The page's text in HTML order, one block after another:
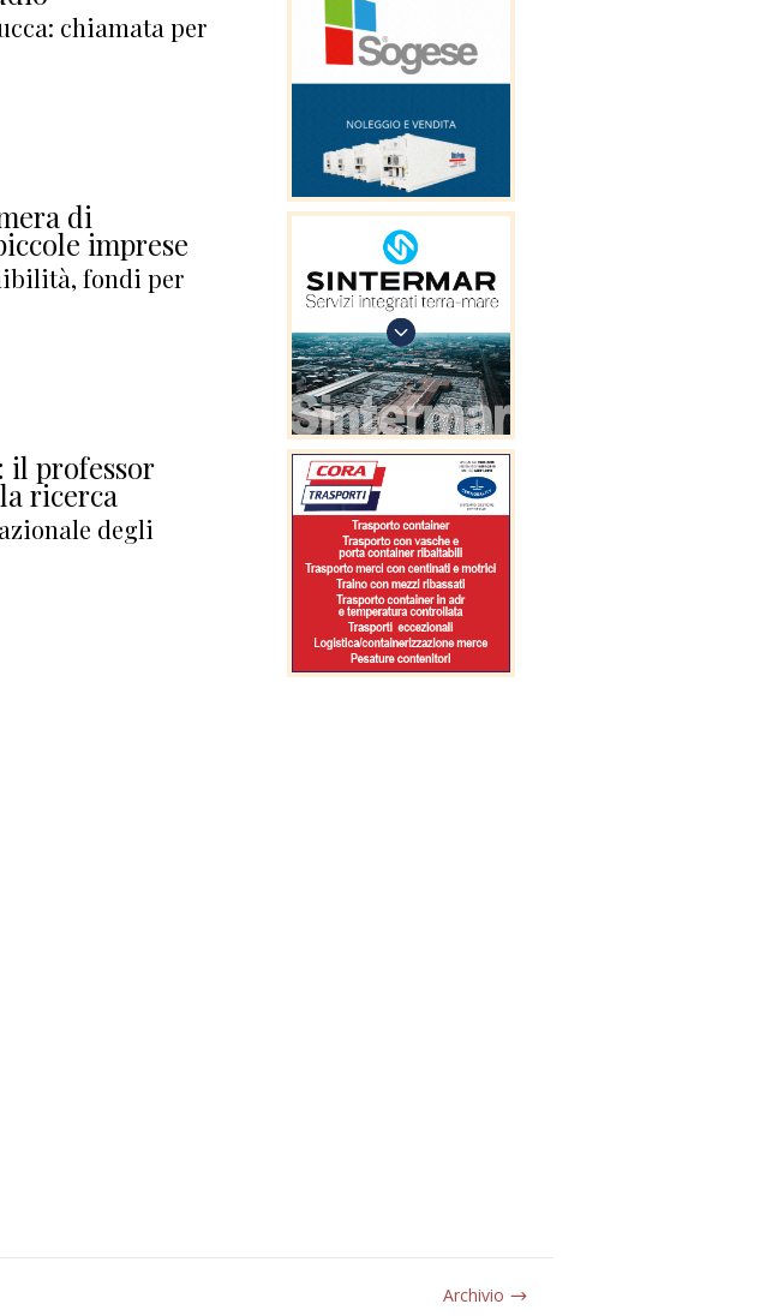
chiamata per
di
imprese
fondi per
il professor
ricerca
degli
Archivio